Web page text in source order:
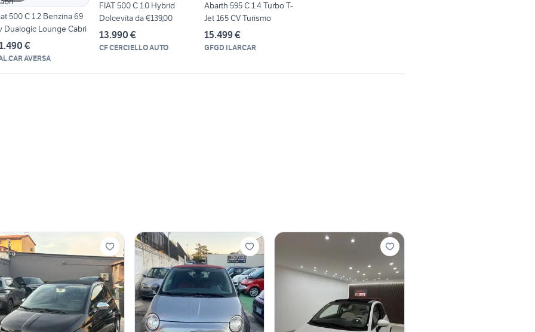
500 C 1.2 Benzina 69
Dualogic Lounge Cabri
€
AVERSA
FIAT 500 C 1.0 Hybrid
Dolcevita da €139,00
13.990 €
CF CERCIELLO AUTO
Abarth 595 C 1.4 Turbo T-
Jet 165 CV Turismo
15.499 €
GFGD ILARCAR